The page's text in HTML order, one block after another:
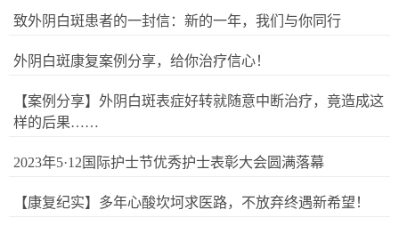
致外阴白斑患者的一封信：新的一年，我们与你同行
外阴白斑康复案例分享，给你治疗信心！
【案例分享】外阴白斑表症好转就随意中断治疗，竟造成这
样的后果……
2023年5·12国际护士节优秀护士表彰大会圆满落幕
【康复纪实】多年心酸坎坷求医路，不放弃终遇新希望！